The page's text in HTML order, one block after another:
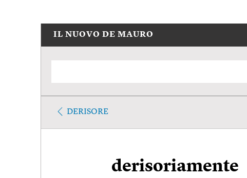
IL NUOVO DE MAURO
DERISORE
derisoriamente